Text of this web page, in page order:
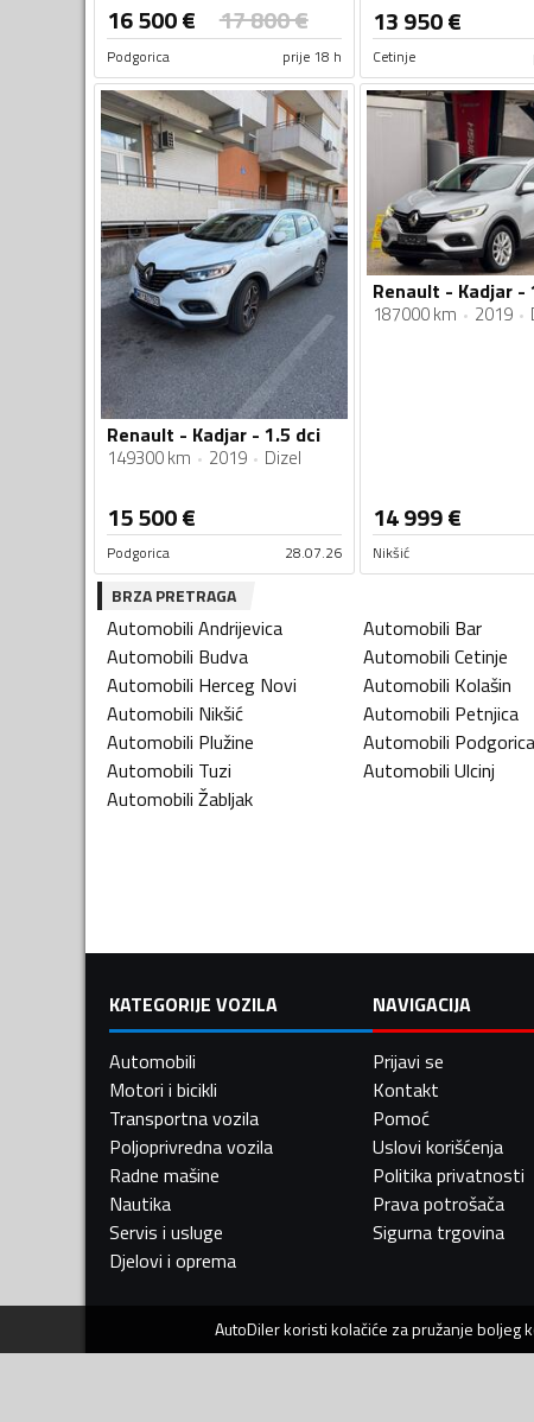
16 500€ 17 800€
Podgorica prije 18 h
13 950€
Cetinje
Renault - Kadjar - 1.5 dci
149300 km 2019 Dizel
15 500€
Podgorica 28.07.26
Renault - Kadjar -
187000 km 2019
14 999€
Nikšić
BRZA PRETRAGA
Automobili Andrijevica Automobili Bar
Automobili Budva Automobili Cetinje
Automobili Herceg Novi Automobili Kolašin
Automobili Nikšić Automobili Petnjica
Automobili Plužine Automobili Podgorica
Automobili Tuzi Automobili Ulcinj
Automobili Žabljak
KATEGORIJE VOZILA
Automobili
Motori i bicikli
Transportna vozila
Poljoprivredna vozila
Radne mašine
Nautika
Servis i usluge
Djelovi i oprema
NAVIGACIJA
Prijavi se
Kontakt
Pomoć
Uslovi korišćenja
Politika privatnosti
Prava potrošača
Sigurna trgovina
AutoDilerkoristi kolačiće za pružanje boljeg